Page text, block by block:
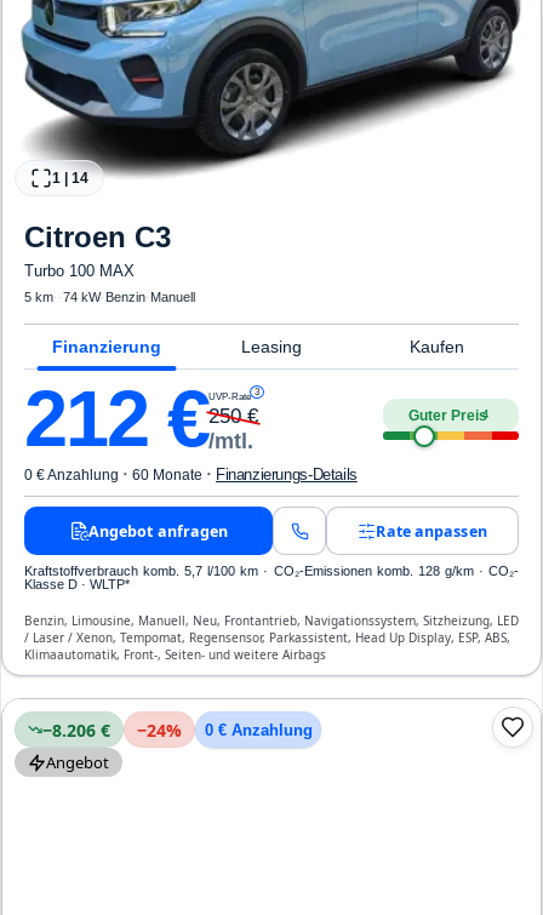
1 14
Citroen C3
Turbo 100 MAX
5 km· ·74 kW· Benzin· Manuell
Finanzierung Leasing Kaufen
212 €UVP-Rate 3
250€
/mtl.
Guter Preis4
0 € Anzahlung · 60 Monate · Finanzierungs-Details
Angebot anfragen Rate anpassen
Kraftstoffverbrauch komb. 5,7 l/100 km · CO₂-Emissionen komb. 128 g/km · CO₂-
Klasse D · WLTP*
Benzin, Limousine, Manuell, Neu, Frontantrieb, Navigationssystem, Sitzheizung, LED
/ Laser / Xenon, Tempomat, Regensensor, Parkassistent, Head Up Display, ESP, ABS,
Klimaautomatik, Front-, Seiten- und weitere Airbags
−8.206 € −24% 0 € Anzahlung
Angebot